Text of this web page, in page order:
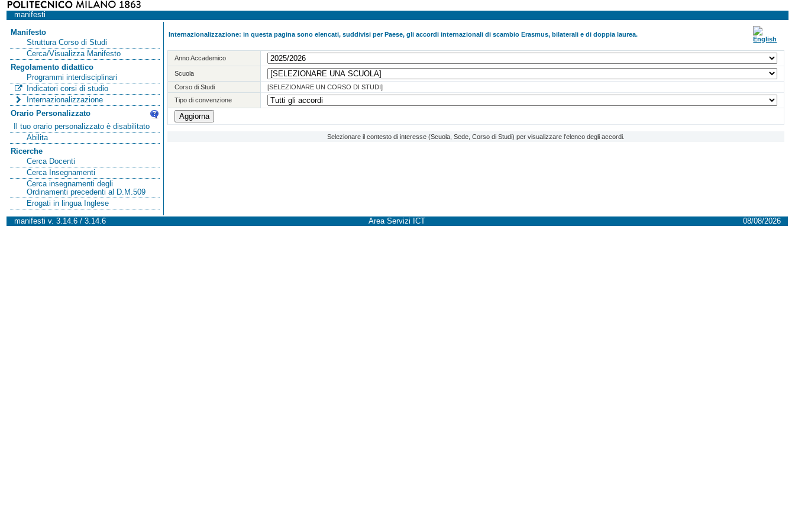
manifesti
Manifesto
Struttura Corso di Studi
Cerca/Visualizza Manifesto
Regolamento didattico
Programmi interdisciplinari
Indicatori corsi di studio
Internazionalizzazione
Orario Personalizzato
Il tuo orario personalizzato è disabilitato
Abilita
Ricerche
Cerca Docenti
Cerca Insegnamenti
Cerca insegnamenti degli
Ordinamenti precedenti al D.M.509
Erogati in lingua Inglese
Internazionalizzazione: in questa pagina sono elencati, suddivisi per Paese, gli accordi internazionali di scambio Erasmus, bilaterali e di doppia laurea.
Anno Accademico
Scuola
Corso di Studi
[SELEZIONARE UN CORSO DI STUDI]
Tipo di convenzione
Selezionare il contesto di interesse (Scuola, Sede, Corso di Studi) per visualizzare l'elenco degli accordi.
manifesti v. 3.14.6 / 3.14.6 Area Servizi ICT 08/08/2026